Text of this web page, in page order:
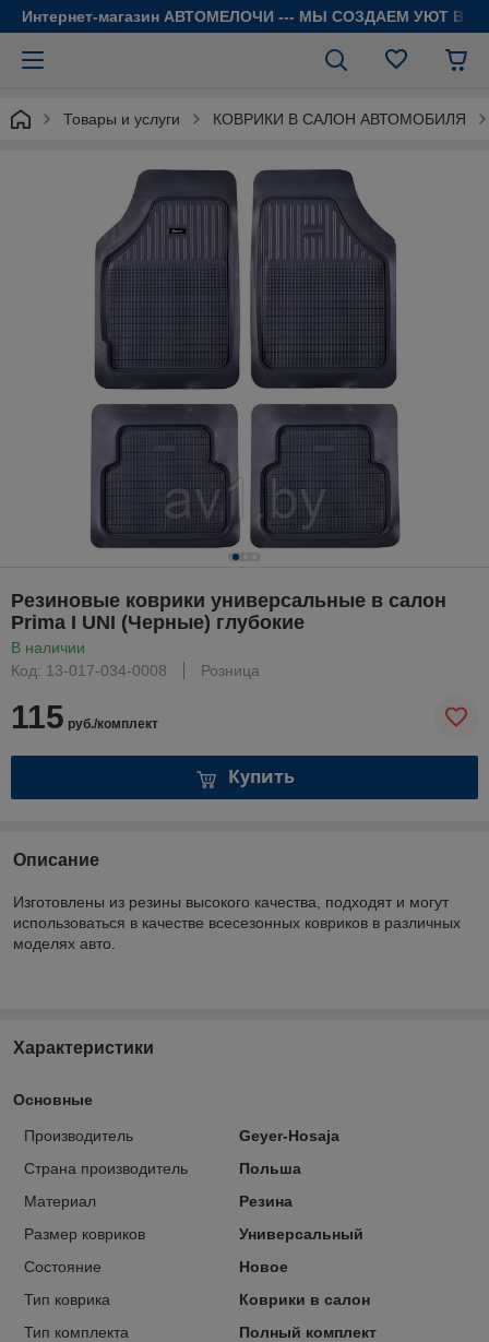
Интернет-магазин АВТОМЕЛОЧИ --- МЫ СОЗДАЕМ УЮТ В
Товары и услуги КОВРИКИ В САЛОН АВТОМОБИЛЯ
Резиновые коврики универсальные в салон
Prima I UNI (Черные) глубокие
В наличии
Код: 13-017-034-0008
Розница
115 руб./комплект
Купить
Описание
Изготовлены из резины высокого качества, подходят и могут
использоваться в качестве всесезонных ковриков в различных
моделях авто.
Характеристики
Основные
Производитель
Geyer-Hosaja
Страна производитель
Польша
Материал
Резина
Размер ковриков
Универсальный
Состояние
Новое
Тип коврика
Коврики в салон
Тип комплекта
Полный комплект